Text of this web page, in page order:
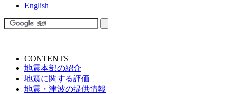
English
CONTENTS
地震本部の紹介
地震に関する評価
地震・津波の提供情報